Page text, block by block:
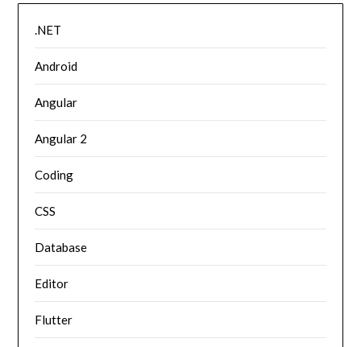
.NET
Android
Angular
Angular 2
Coding
CSS
Database
Editor
Flutter